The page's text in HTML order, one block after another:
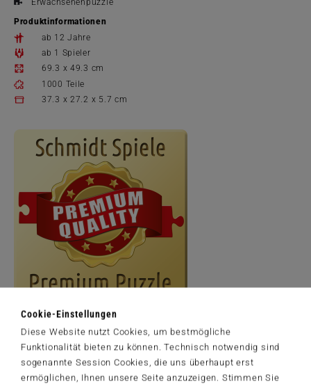
Cookie-Einstellungen
Diese Website nutzt Cookies, um bestmögliche
Funktionalität bieten zu können. Technisch notwendig sind
sogenannte Session Cookies, die uns überhaupt erst
ermöglichen, Ihnen unsere Seite anzuzeigen. Stimmen Sie
Erwachsenenpuzzle
Produktinformationen
ab 12 Jahre
ab 1 Spieler
69.3 x 49.3 cm
1000 Teile
37.3 x 27.2 x 5.7 cm
Artikelnummer: 59968
© Steve Skelton. Licensed by MGL. www.mglart.com